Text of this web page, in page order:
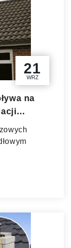
21
WRZ
na